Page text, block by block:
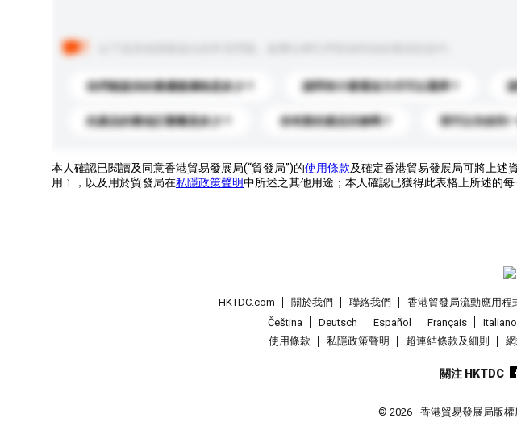
你們能提供的最優惠價格是多少？ 請問有什麼運送方式可以選擇？
此產品的最低訂購量是多少？ 你有新的產品目錄嗎？ 我可以先收到
本人確認已閱讀及同意香港貿易發展局(“貿發局”)的使用條款及確定香港貿易發展局可將上述
用﹞，以及用於貿發局在私隱政策聲明中所述之其他用途；本人確認已獲得此表格上所述的
HKTDC.com 關於我們 聯絡我們 香港貿發局流動應用程
Čeština
Deutsch Español Français Italiano
使用條款
私隱政策聲明 超連結條款及細則
關注 HKTDC
© 2026 香港貿易發展局版權